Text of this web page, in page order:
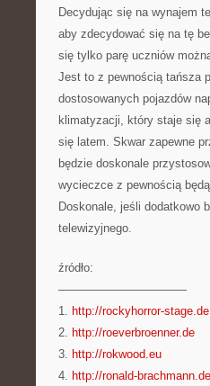
Decydując się na wynajem
aby zdecydować się na tę
się tylko parę uczniów
Jest to z pewnością tańsza
dostosowanych pojazdów
klimatyzacji, który staje się
się latem. Skwar zapewne
będzie doskonale
wycieczce z pewnością
Doskonale, jeśli dodatkowo
telewizyjnego.
źródło:
———————————
1. http://rockyhorror-stage.de
2. http://roeverbroenner.de
3. http://rokwood.eu
4. http://ronald-brachmann.de